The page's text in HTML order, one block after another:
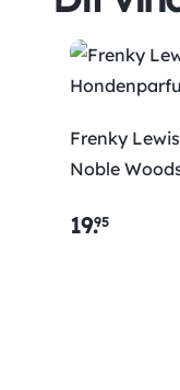
Frenky
Noble
19.95